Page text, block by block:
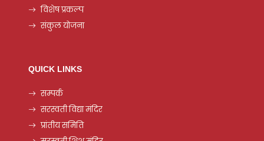
विशेष प्रकल्प
संकुल योजना
QUICK LINKS
सम्पर्क
सरस्वती विद्या मंदिर
प्रांतीय समिति